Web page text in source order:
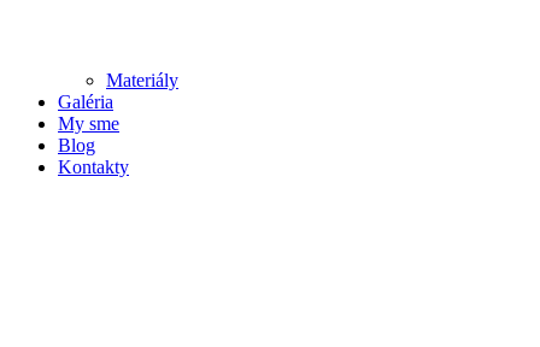
Materiály
Galéria
My sme
Blog
Kontakty